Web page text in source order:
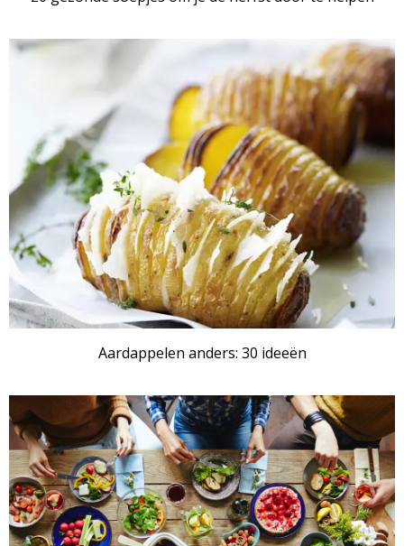
RECEPTENSET
Aardappelen anders: 30 ideeën
RECEPTENSET